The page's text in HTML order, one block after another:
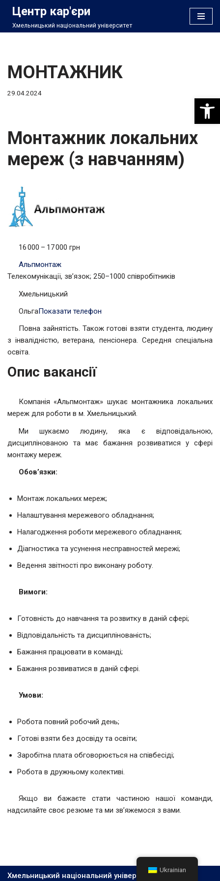
Перейти
Центр кар'єри
Хмельницький національний університет
МОНТАЖНИК
29.04.2024
Монтажник локальних
мереж (з навчанням)
16 000 – 17 000 грн
Альпмонтаж
Телекомунікації, зв’язок; 250–1000 співробітників
Хмельницький
ОльгаПоказати телефон
Повна зайнятість. Також готові взяти студента, людину
з інвалідністю, ветерана, пенсіонера. Середня спеціальна
освіта.
Опис вакансії
Компанія «Альпмонтаж» шукає монтажника локальних
мереж для роботи в м. Хмельницький.
Ми шукаємо людину, яка є відповідальною,
дисциплінованою та має бажання розвиватися у сфері
монтажу мереж.
Обов’язки:
Монтаж локальних мереж;
Налаштування мережевого обладнання;
Налагодження роботи мережевого обладнання;
Діагностика та усунення несправностей мережі;
Ведення звітності про виконану роботу.
Вимоги:
Готовність до навчання та розвитку в даній сфері;
Відповідальність та дисциплінованість;
Бажання працювати в команді;
Бажання розвиватися в даній сфері.
Умови:
Робота повний робочий день;
Готові взяти без досвіду та освіти;
Заробітна плата обговорюється на співбесіді;
Робота в дружньому колективі.
Якщо ви бажаєте стати частиною нашої команди,
надсилайте своє резюме та ми зв’яжемося з вами.
Хмельницький національний університет, 2026
Ukrainian